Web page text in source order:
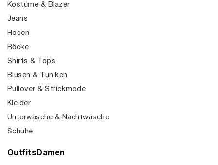
Kostüme & Blazer
Jeans
Hosen
Röcke
Shirts & Tops
Blusen & Tuniken
Pullover & Strickmode
Kleider
Unterwäsche & Nachtwäsche
Schuhe
OutfitsDamen